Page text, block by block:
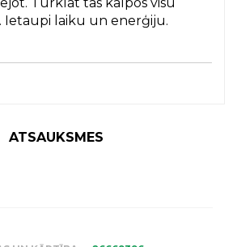
Ietaupi laiku un enerģiju.
ATSAUKSMES